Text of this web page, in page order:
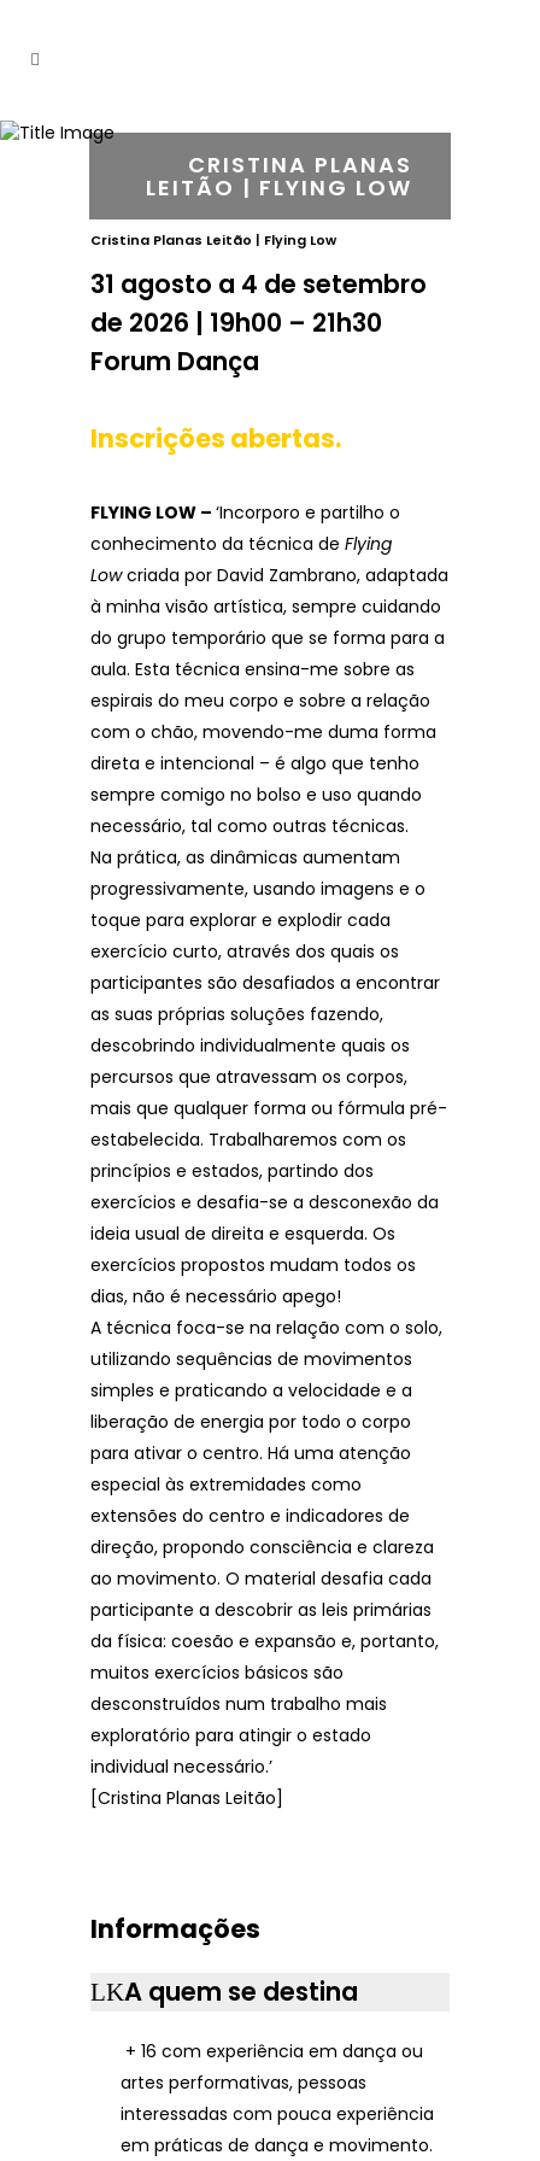
CRISTINA PLANAS
LEITÃO | FLYING LOW
Cristina Planas Leitão | Flying Low
31 agosto a 4 de setembro
de 2026 | 19h00 – 21h30
Forum Dança
Inscrições abertas.
FLYING LOW – ‘Incorporo e partilho o
conhecimento da técnica de Flying
Lowcriada por David Zambrano, adaptada
à minha visão artística, sempre cuidando
do grupo temporário que se forma para a
aula. Esta técnica ensina-me sobre as
espirais do meu corpo e sobre a relação
com o chão, movendo-me duma forma
direta e intencional – é algo que tenho
sempre comigo no bolso e uso quando
necessário, tal como outras técnicas.
Na prática, as dinâmicas aumentam
progressivamente, usando imagens e o
toque para explorar e explodir cada
exercício curto, através dos quais os
participantes são desafiados a encontrar
as suas próprias soluções fazendo,
descobrindo individualmente quais os
percursos que atravessam os corpos,
mais que qualquer forma ou fórmula pré-
estabelecida. Trabalharemos com os
princípios e estados, partindo dos
exercícios e desafia-se a desconexão da
ideia usual de direita e esquerda. Os
exercícios propostos mudam todos os
dias, não é necessário apego!
A técnica foca-se na relação com o solo,
utilizando sequências de movimentos
simples e praticando a velocidade e a
liberação de energia por todo o corpo
para ativar o centro. Há uma atenção
especial às extremidades como
extensões do centro e indicadores de
direção, propondo consciência e clareza
ao movimento. O material desafia cada
participante a descobrir as leis primárias
da física: coesão e expansão e, portanto,
muitos exercícios básicos são
desconstruídos num trabalho mais
exploratório para atingir o estado
individual necessário.’
[Cristina Planas Leitão]
Informações
A quem se destina
+ 16 com experiência em dança ou
artes performativas, pessoas
interessadas com pouca experiência
em práticas de dança e movimento.